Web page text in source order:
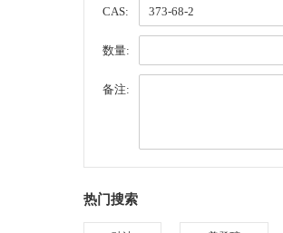
CAS:
数量:
备注:
热门搜索